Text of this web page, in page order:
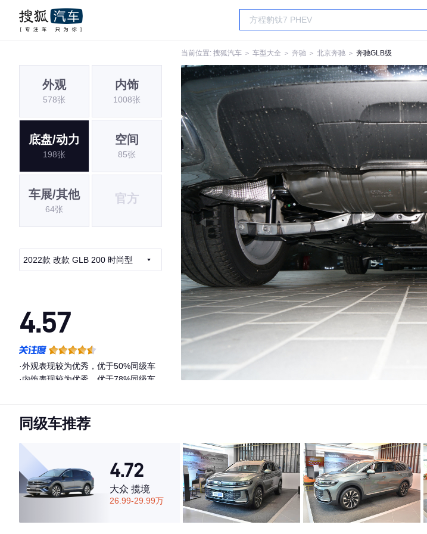
当前位置: 搜狐汽车 ＞ 车型大全 ＞ 奔驰 ＞ 北京奔驰 ＞ 奔驰GLB级
外观
578张
内饰
1008张
底盘/动力
198张
空间
85张
车展/其他
64张
官方
2022款 改款 GLB 200 时尚型
4.57
·外观表现较为优秀，优于50%同级车
·内饰表现较为优秀，优于78%同级车
同级车推荐
4.72
大众 揽境
26.99-29.99万